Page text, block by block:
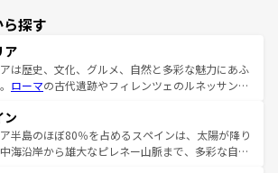
探す
ア
は歴史、文化、グルメ、自然と多彩な魅力にあふ
ローマの古代遺跡やフィレンツェのルネッサンス
スカーナの美しい田園風景やアマルフィ海岸の絶
自然景観も見逃せない。観光の合間には、本場の
スタなど、絶品のイタリア料理を堪能することも
ン
半島のほぼ80％を占めるスペインは、太陽が降り
海沿岸から雄大なピレネー山脈まで、多彩な自然